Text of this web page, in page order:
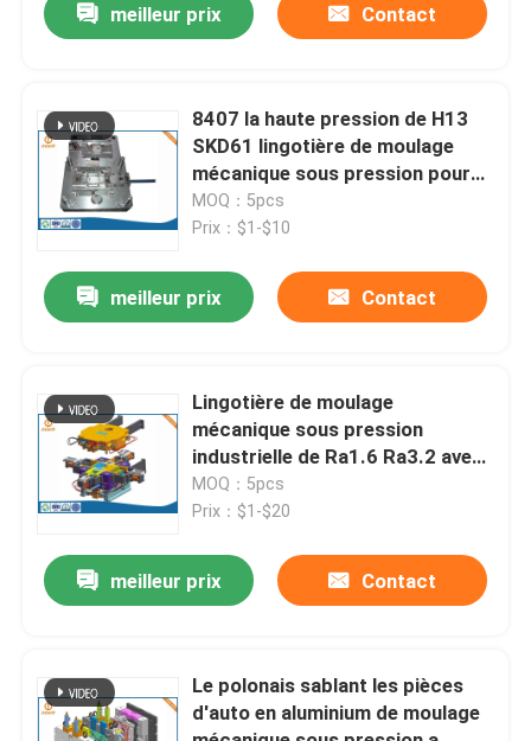
Produits
A propos de nous
Visite d'usine
Contact
nouvelles
L'aluminium moulage mécanique sous pression
Pièces de usinage de commande numérique par
meilleur prix Contact
8407 la haute pression de H13
SKD61 lingotière de moulage
mécanique sous pression pour
des appareils électroménagers
MOQ：5pcs
Prix：$1-$10
meilleur prix Contact
Lingotière de moulage
mécanique sous pression
industrielle de Ra1.6 Ra3.2 avec
le centre d'usinage de 5 axes
MOQ：5pcs
Prix：$1-$20
meilleur prix Contact
Le polonais sablant les pièces
d'auto en aluminium de moulage